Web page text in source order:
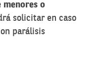
menores o
solicitar en caso
parálisis